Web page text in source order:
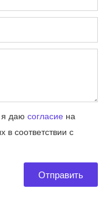
я даю согласие на
в соответствии с
Отправить